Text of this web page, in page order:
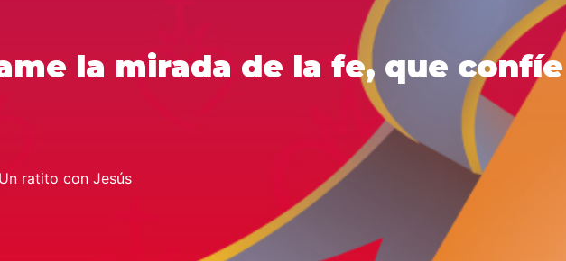
la mirada de la fe, que
Un ratito con Jesús